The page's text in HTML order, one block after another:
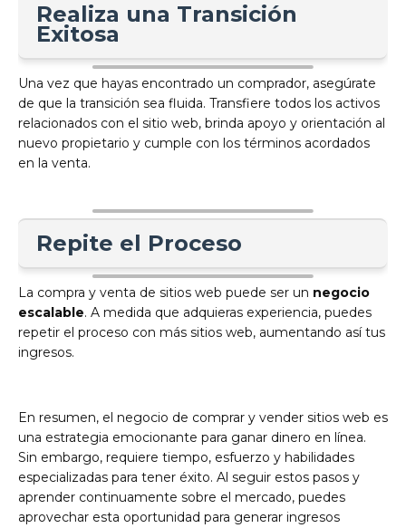
Realiza una Transición
Exitosa
Una vez que hayas encontrado un comprador, asegúrate
de que la transición sea fluida. Transfiere todos los activos
relacionados con el sitio web, brinda apoyo y orientación al
nuevo propietario y cumple con los términos acordados
en la venta.
Repite el Proceso
La compra y venta de sitios web puede ser un negocio
escalable. A medida que adquieras experiencia, puedes
repetir el proceso con más sitios web, aumentando así tus
ingresos.
En resumen, el negocio de comprar y vender sitios web es
una estrategia emocionante para ganar dinero en línea.
Sin embargo, requiere tiempo, esfuerzo y habilidades
especializadas para tener éxito. Al seguir estos pasos y
aprender continuamente sobre el mercado, puedes
aprovechar esta oportunidad para generar ingresos